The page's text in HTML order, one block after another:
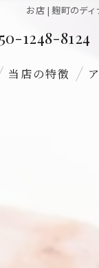
お店 | 麹町のデ
1248-8124
当店の特徴